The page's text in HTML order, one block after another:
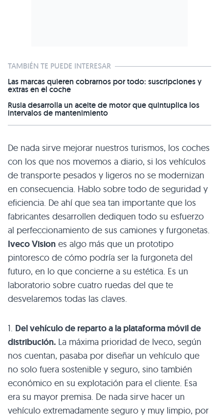
TAMBIÉN TE PUEDE INTERESAR
Las marcas quieren cobrarnos por todo: suscripciones y
extras en el coche
Rusia desarrolla un aceite de motor que quintuplica los
intervalos de mantenimiento
De nada sirve mejorar nuestros turismos, los coches
con los que nos movemos a diario, si los vehículos
de transporte pesados y ligeros no se modernizan
en consecuencia. Hablo sobre todo de seguridad y
eficiencia. De ahí que sea tan importante que los
fabricantes desarrollen dediquen todo su esfuerzo
al perfeccionamiento de sus camiones y furgonetas.
Iveco Vision es algo más que un prototipo
pintoresco de cómo podría ser la furgoneta del
futuro, en lo que concierne a su estética. Es un
laboratorio sobre cuatro ruedas del que te
desvelaremos todas las claves.
1. Del vehículo de reparto a la plataforma móvil de
distribución. La máxima prioridad de Iveco, según
nos cuentan, pasaba por diseñar un vehículo que
no solo fuera sostenible y seguro, sino también
económico en su explotación para el cliente. Esa
era su mayor premisa. De nada sirve hacer un
vehículo extremadamente seguro y muy limpio, por